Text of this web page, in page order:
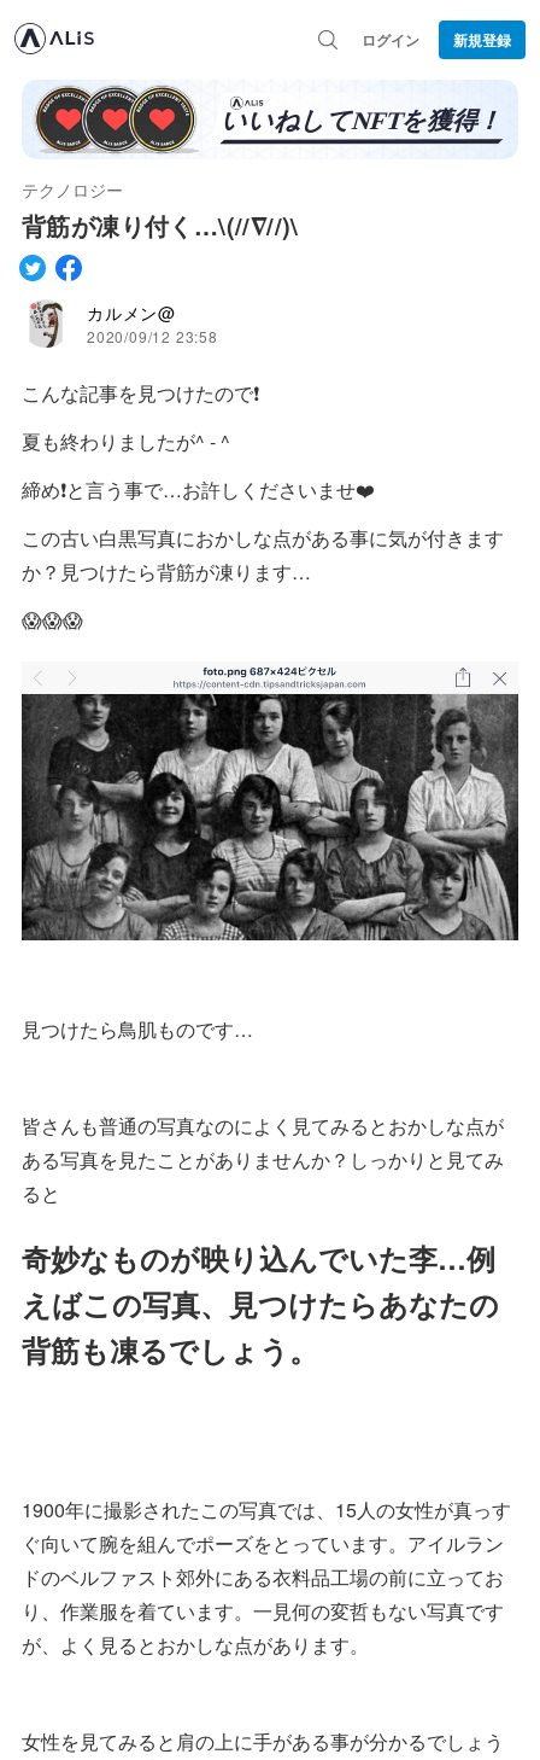
ログイン 新規登録
テクノロジー
背筋が凍り付く…\(//∇//)\
カルメン@
2020/09/12 23:58
こんな記事を見つけたので❗️
夏も終わりましたが^ - ^
締め❗️と言う事で…お許しくださいませ❤️
この古い白黒写真におかしな点がある事に気が付きます
か？見つけたら背筋が凍ります…
😱😱😱
見つけたら鳥肌ものです…
皆さんも普通の写真なのによく見てみるとおかしな点が
ある写真を見たことがありませんか？しっかりと見てみ
ると
奇妙なものが映り込んでいた李…例
えばこの写真、見つけたらあなたの
背筋も凍るでしょう。
1900年に撮影されたこの写真では、15人の女性が真っす
ぐ向いて腕を組んでポーズをとっています。アイルラン
ドのベルファスト郊外にある衣料品工場の前に立ってお
り、作業服を着ています。一見何の変哲もない写真です
が、よく見るとおかしな点があります。
女性を見てみると肩の上に手がある事が分かるでしょう